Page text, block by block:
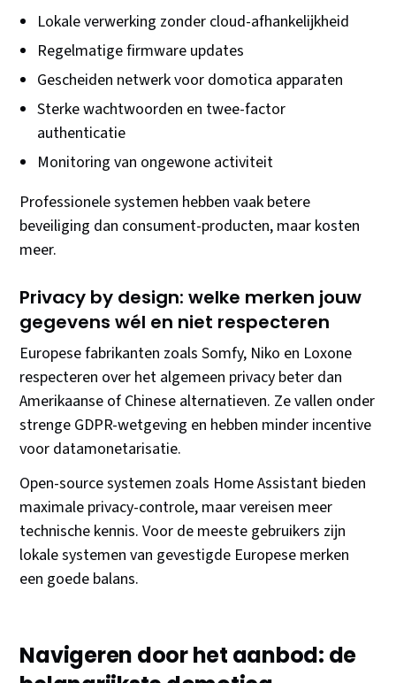
Lokale verwerking zonder cloud-afhankelijkheid
Regelmatige firmware updates
Gescheiden netwerk voor domotica apparaten
Sterke wachtwoorden en twee-factor
authenticatie
Monitoring van ongewone activiteit
Professionele systemen hebben vaak betere
beveiliging dan consument-producten, maar kosten
meer.
Privacy by design: welke merken jouw
gegevens wél en niet respecteren
Europese fabrikanten zoals Somfy, Niko en Loxone
respecteren over het algemeen privacy beter dan
Amerikaanse of Chinese alternatieven. Ze vallen onder
strenge GDPR-wetgeving en hebben minder incentive
voor datamonetarisatie.
Open-source systemen zoals Home Assistant bieden
maximale privacy-controle, maar vereisen meer
technische kennis. Voor de meeste gebruikers zijn
lokale systemen van gevestigde Europese merken
een goede balans.
Navigeren door het aanbod: de